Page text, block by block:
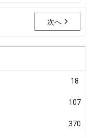
次へ
18
107
370